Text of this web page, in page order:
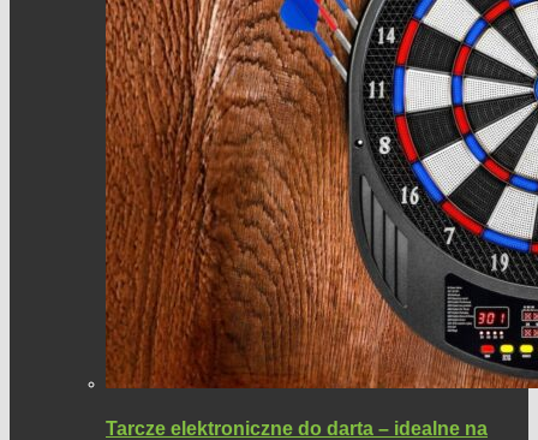
Tarcze elektroniczne do darta – idealne na